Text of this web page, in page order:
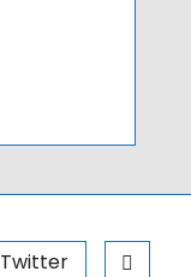
Twitter